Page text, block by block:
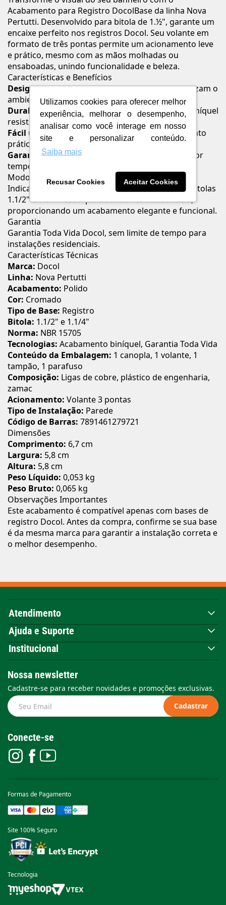
Utilizamos cookies para oferecer melhor
experiência, melhorar o desempenho,
analisar como você interage em nosso
site e personalizar conteúdo.
Saiba mais
Recusar Cookies Aceitar Cookies
Acabamento para Registro DocolBase da linha Nova
Pertutti. Desenvolvido para bitola de 1.½", garante um
encaixe perfeito nos registros Docol. Seu volante em
formato de três pontas permite um acionamento leve
e prático, mesmo com as mãos molhadas ou
ensaboadas, unindo funcionalidade e beleza.
Características e Benefícios
Design moderno:Traços elegantes que harmonizam o
ambiente.
Durabilidade superior:Acabamento cromado biníquel
resistente à corrosão.
Fácil uso:Volante de três pontas para acionamento
prático.
Garantia Toda Vida:
Confiança e tranquilidade por
tempo ilimitado em instalações residenciais.
Modo de Uso / Aplicação
Indicado para instalação em registros Docol de bitolas
1.1/2" e 1.1/4". Ideal para banheiros residenciais,
proporcionando um acabamento elegante e funcional.
Garantia
Garantia Toda Vida Docol, sem limite de tempo para
instalações residenciais.
Características Técnicas
Marca: Docol
Linha: Nova Pertutti
Acabamento: Polido
Cor: Cromado
Tipo de Base: Registro
Bitola: 1.1/2" e 1.1/4"
Norma: NBR 15705
Tecnologias: Acabamento biníquel, Garantia Toda Vida
Conteúdo da Embalagem: 1 canopla, 1 volante, 1
tampão, 1 parafuso
Composição: Ligas de cobre, plástico de engenharia,
zamac
Acionamento: Volante 3 pontas
Tipo de Instalação: Parede
Código de Barras: 7891461279721
Dimensões
Comprimento: 6,7 cm
Largura: 5,8 cm
Altura: 5,8 cm
Peso Líquido: 0,053 kg
Peso Bruto: 0,065 kg
Observações Importantes
Este acabamento é compatível apenas com bases de
registro Docol. Antes da compra, confirme se sua base
é da mesma marca para garantir a instalação correta e
o melhor desempenho.
Atendimento
Ajuda e Suporte
Institucional
Nossa newsletter
Cadastre-se para receber novidades e promoções exclusivas.
Cadastrar
Conecte-se
Formas de Pagamento
Site 100% Seguro
Tecnologia